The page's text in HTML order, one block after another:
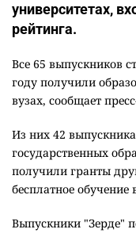
университетах,
рейтинга.
Все 65 выпускников
году получили
вузах, сообщает
Из них 42
государственных
получили гранты
бесплатное
Выпускники "Зерде"